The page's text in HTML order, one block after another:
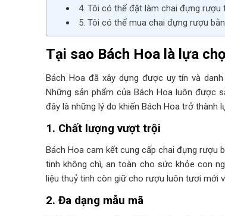
4. Tôi có thể đặt làm chai đựng rượu
5. Tôi có thể mua chai đựng rượu
Tại sao Bách Hoa là lựa
Bách Hoa đã xây dựng được uy tín và
Những sản phẩm của Bách Hoa luôn được
đây là những lý do khiến Bách Hoa trở thành
1. Chất lượng vượt trội
Bách Hoa cam kết cung cấp chai đựng rượu
tinh không chì, an toàn cho sức khỏe con
liệu thuỷ tinh còn giữ cho rượu luôn tươi mới
2. Đa dạng mẫu mã